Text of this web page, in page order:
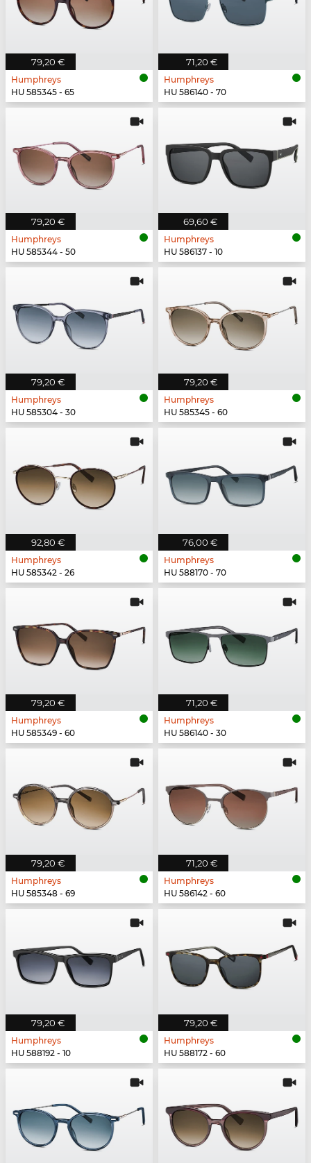
79,20 €
Humphreys
HU 585345 - 65
71,20 €
Humphreys
HU 586140 - 70
79,20 €
Humphreys
HU 585344 - 50
69,60 €
Humphreys
HU 586137 - 10
79,20 €
Humphreys
HU 585304 - 30
79,20 €
Humphreys
HU 585345 - 60
92,80 €
Humphreys
HU 585342 - 26
76,00 €
Humphreys
HU 588170 - 70
79,20 €
Humphreys
HU 585349 - 60
71,20 €
Humphreys
HU 586140 - 30
79,20 €
Humphreys
HU 585348 - 69
71,20 €
Humphreys
HU 586142 - 60
79,20 €
Humphreys
HU 588192 - 10
79,20 €
Humphreys
HU 588172 - 60